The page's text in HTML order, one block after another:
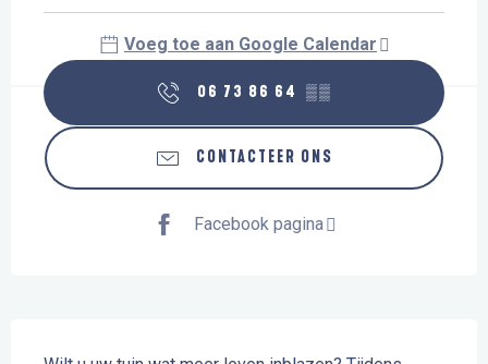
Voeg toe aan Google Calendar
06 73 86 64 ▒▒
CONTACTEER ONS
Facebook pagina